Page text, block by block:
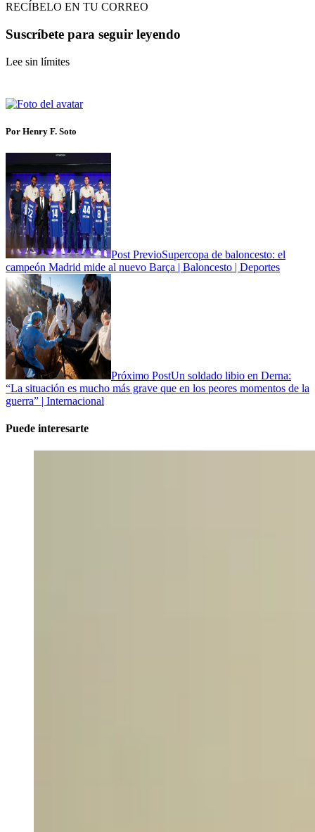
RECÍBELO EN TU CORREO
Suscríbete para seguir leyendo
Lee sin límites
Por Henry F. Soto
Post PrevioSupercopa de baloncesto: el
campeón Madrid mide al nuevo Barça | Baloncesto | Deportes
Próximo PostUn soldado libio en Derna:
“La situación es mucho más grave que en los peores momentos de la
guerra” | Internacional
Puede interesarte